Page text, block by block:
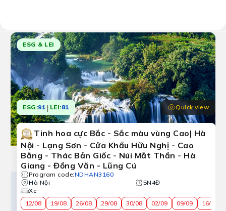
ESG & LEI
ESG:91 | LEI:81 Quick view
Tinh hoa cực Bắc - Sắc màu vùng Cao| Hà
Nội - Lạng Sơn - Cửa Khẩu Hữu Nghị - Cao
Bằng - Thác Bản Giốc - Núi Mắt Thần - Hà
Giang - Đồng Văn - Lũng Cú
Program code:NDHAN3160
Hà Nội
5N4Đ
Xe
12/08
19/08 26/08 29/08 30/08 02/09 09/09
16/09